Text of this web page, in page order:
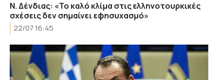
Ν. Δένδιας: «Το καλό κλίμα στις ελληνοτουρκικές
σχέσεις δεν σημαίνει εφησυχασμό»
22/07 16:45